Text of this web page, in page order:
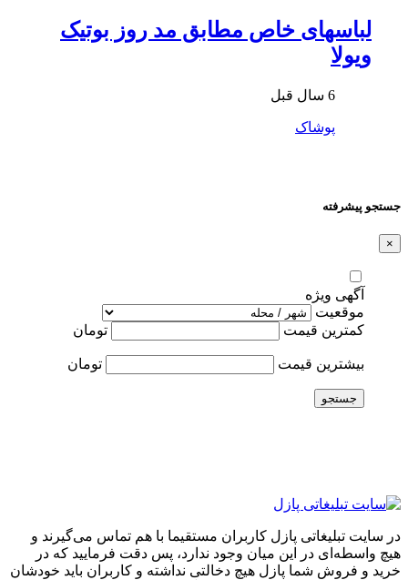
لباسهای خاص مطابق مد روز بوتیک
ویولا
6 سال قبل
پوشاک
جستجو پیشرفته
×
آگهی ویژه
موقعیت
کمترین قیمت
تومان
بیشترین قیمت تومان
جستجو
در سایت تبلیغاتی پازل کاربران مستقیما با هم تماس می‌گیرند و
هیچ واسطه‌ای در این میان وجود ندارد، پس دقت فرمایید که در
خرید و فروشِ شما پازل هیچ دخالتی نداشته و کاربران باید خودشان